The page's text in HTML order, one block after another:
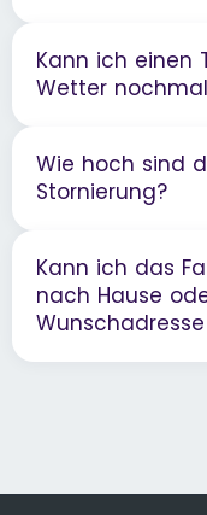
Kann ich einen
Wetter
Wie hoch sind
Stornierung?
Kann ich das
nach Hause